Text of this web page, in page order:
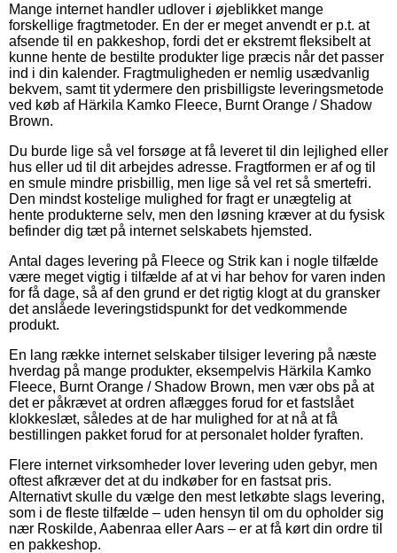
Mange internet handler udlover i øjeblikket mange
forskellige fragtmetoder. En der er meget anvendt er p.t. at
afsende til en pakkeshop, fordi det er ekstremt fleksibelt at
kunne hente de bestilte produkter lige præcis når det passer
ind i din kalender. Fragtmuligheden er nemlig usædvanlig
bekvem, samt tit ydermere den prisbilligste leveringsmetode
ved køb af Härkila Kamko Fleece, Burnt Orange / Shadow
Brown.
Du burde lige så vel forsøge at få leveret til din lejlighed eller
hus eller ud til dit arbejdes adresse. Fragtformen er af og til
en smule mindre prisbillig, men lige så vel ret så smertefri.
Den mindst kostelige mulighed for fragt er unægtelig at
hente produkterne selv, men den løsning kræver at du fysisk
befinder dig tæt på internet selskabets hjemsted.
Antal dages levering på Fleece og Strik kan i nogle tilfælde
være meget vigtig i tilfælde af at vi har behov for varen inden
for få dage, så af den grund er det rigtig klogt at du gransker
det anslåede leveringstidspunkt for det vedkommende
produkt.
En lang række internet selskaber tilsiger levering på næste
hverdag på mange produkter, eksempelvis Härkila Kamko
Fleece, Burnt Orange / Shadow Brown, men vær obs på at
det er påkrævet at ordren aflægges forud for et fastslået
klokkeslæt, således at de har mulighed for at nå at få
bestillingen pakket forud for at personalet holder fyraften.
Flere internet virksomheder lover levering uden gebyr, men
oftest afkræver det at du indkøber for en fastsat pris.
Alternativt skulle du vælge den mest letkøbte slags levering,
som i de fleste tilfælde – uden hensyn til om du opholder sig
nær Roskilde, Aabenraa eller Aars – er at få kørt din ordre til
en pakkeshop.